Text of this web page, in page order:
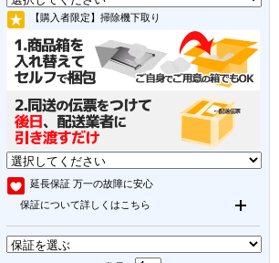
【購入者限定】掃除機下取り
延長保証 万一の故障に安心
保証について詳しくはこちら